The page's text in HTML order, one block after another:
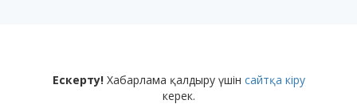
Ескерту!Хабарлама қалдыру үшін сайтқа кіру
керек.